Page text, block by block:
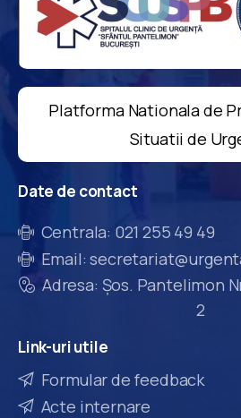
Platforma Nationala de
Situatii de
Date de contact
Centrala: 021 255 49 49
Email:
Adresa: Șos. Pantelimon
2
Link-uriutile
Formular de feedback
Acte internare